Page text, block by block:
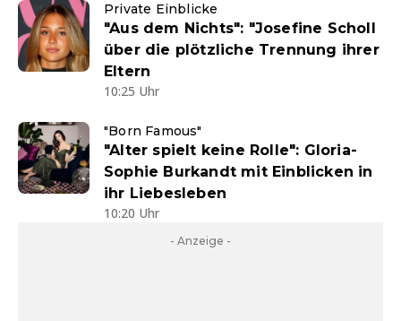
Private Einblicke
"Aus dem Nichts": "Josefine Scholl
über die plötzliche Trennung ihrer
Eltern
10:25 Uhr
"Born Famous"
"Alter spielt keine Rolle": Gloria-
Sophie Burkandt mit Einblicken in
ihr Liebesleben
10:20 Uhr
- Anzeige -